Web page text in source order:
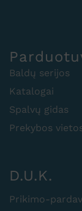
Baldų serijos
Katalogai
Spalvų gidas
Prekybos
D.U.K.
Prikimo-